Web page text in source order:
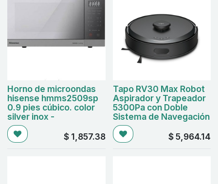
Horno de microondas
hisense hmms2509sp
0.9 pies cúbico. color
silver inox -
$ 1,857.38
Tapo RV30 Max Robot
Aspirador y Trapeador
5300Pa con Doble
Sistema de Navegación
$5,964.14